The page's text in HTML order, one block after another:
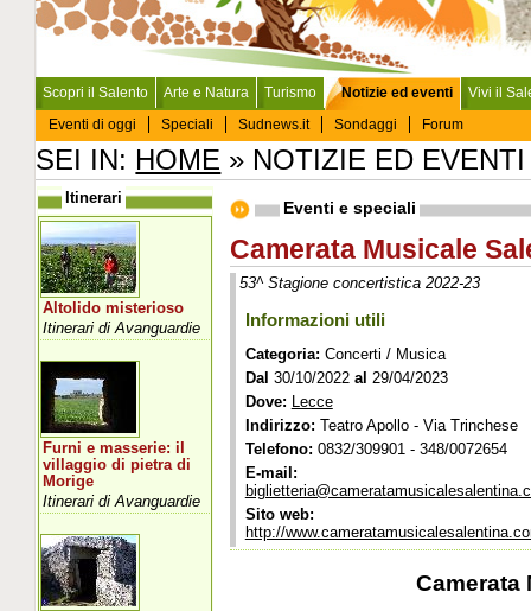
Scopri il Salento Arte e Natura Turismo
Notizie ed eventi
Eventi di oggi
Speciali Sudnews.it Sondaggi Forum
Vivi il
SEI IN: HOME » NOTIZIE ED
Eventi e speciali
Camerata Musicale
53^ Stagione concertistica 2022-23
Informazioni utili
Categoria: Concerti / Musica
Dal 30/10/2022 al 29/04/2023
Dove: Lecce
Indirizzo: Teatro Apollo - Via Trinchese
Telefono: 0832/309901 - 348/0072654
E-mail:
Sito web:
http://
Camerata
Itinerari
Altolido misterioso
Itinerari di Avanguardie
Furni e masserie: il
villaggio di pietra di
Morige
Itinerari di Avanguardie